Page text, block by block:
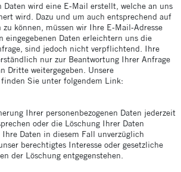
Daten wird eine E-Mail erstellt, welche an uns
wird. Dazu und um auch entsprechend auf
zu können, müssen wir Ihre E-Mail-Adresse
eingegebenen Daten erleichtern uns die
sind jedoch nicht verpflichtend. Ihre
nur zur Beantwortung Ihrer Anfrage
Dritte weitergegeben. Unsere
Sie unter folgendem Link:
Ihrer personenbezogenen Daten jederzeit
oder die Löschung Ihrer Daten
Daten in diesem Fall unverzüglich
berechtigtes Interesse oder gesetzliche
der Löschung entgegenstehen.